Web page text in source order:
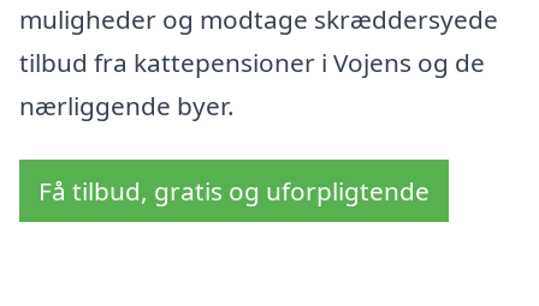
muligheder og modtage skræddersyede
tilbud fra kattepensioner i Vojens og de
nærliggende byer.
Få tilbud, gratis og uforpligtende